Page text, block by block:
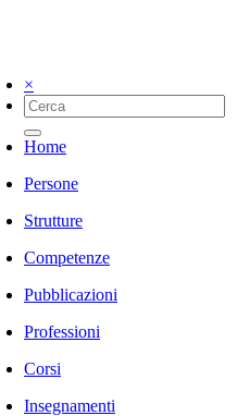
×
Home
Persone
Strutture
Competenze
Pubblicazioni
Professioni
Corsi
Insegnamenti